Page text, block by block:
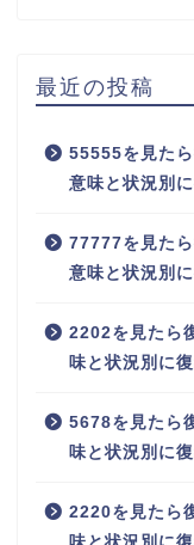
最近の投稿
55555を見た
意味と状況別
77777を見た
意味と状況別
2202を見たら
味と状況別に
5678を見たら
味と状況別に
2220を見たら